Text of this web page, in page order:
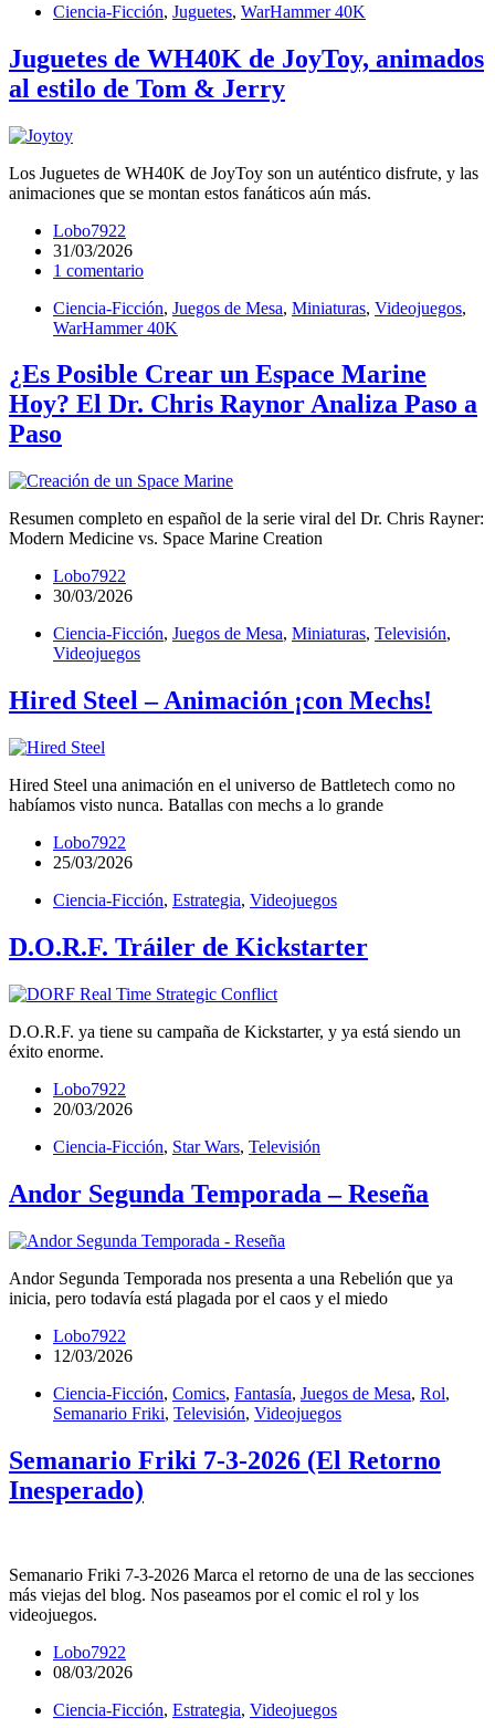
Ciencia-Ficción, Juguetes, WarHammer 40K
Juguetes de WH40K de JoyToy, animados
al estilo de Tom & Jerry
Los Juguetes de WH40K de JoyToy son un auténtico disfrute, y las
animaciones que se montan estos fanáticos aún más.
Lobo7922
31/03/2026
1 comentario
Ciencia-Ficción, Juegos de Mesa, Miniaturas, Videojuegos,
WarHammer 40K
¿Es Posible Crear un Espace Marine
Hoy? El Dr. Chris Raynor Analiza Paso a
Paso
Resumen completo en español de la serie viral del Dr. Chris Rayner:
Modern Medicine vs. Space Marine Creation
Lobo7922
30/03/2026
Ciencia-Ficción, Juegos de Mesa, Miniaturas, Televisión,
Videojuegos
Hired Steel – Animación ¡con Mechs!
Hired Steel una animación en el universo de Battletech como no
habíamos visto nunca. Batallas con mechs a lo grande
Lobo7922
25/03/2026
Ciencia-Ficción, Estrategia, Videojuegos
D.O.R.F. Tráiler de Kickstarter
D.O.R.F. ya tiene su campaña de Kickstarter, y ya está siendo un
éxito enorme.
Lobo7922
20/03/2026
Ciencia-Ficción, Star Wars, Televisión
Andor Segunda Temporada – Reseña
Andor Segunda Temporada nos presenta a una Rebelión que ya
inicia, pero todavía está plagada por el caos y el miedo
Lobo7922
12/03/2026
Ciencia-Ficción, Comics, Fantasía, Juegos de Mesa, Rol,
Semanario Friki, Televisión, Videojuegos
Semanario Friki 7-3-2026 (El Retorno
Inesperado)
Semanario Friki 7-3-2026 Marca el retorno de una de las secciones
más viejas del blog. Nos paseamos por el comic el rol y los
videojuegos.
Lobo7922
08/03/2026
Ciencia-Ficción, Estrategia, Videojuegos